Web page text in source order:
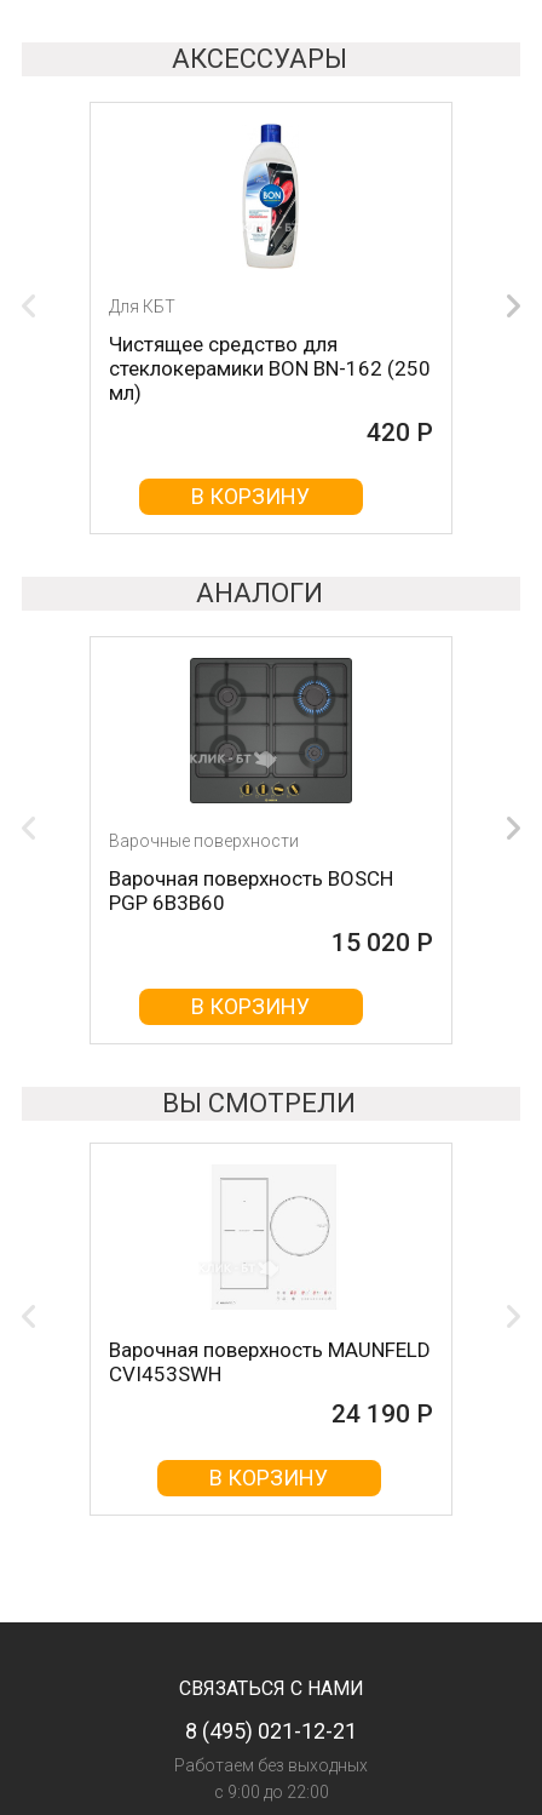
АКСЕССУАРЫ
Для КБТ
Чистящее средство для
стеклокерамики BON BN-162 (250
мл)
420 Р
В КОРЗИНУ
Для КБТ
Скребок для ухода за
стеклокерамикой BON BN-603
В КОРЗИНУ
АНАЛОГИ
Варочные поверхности
Варочная поверхность BOSCH
PGP 6B3B60
15 020 Р
В КОРЗИНУ
Варочные поверхности
Варочная поверхность OASIS P-
MNRT (B)
15 026 Р
В КОРЗИНУ
ВЫ СМОТРЕЛИ
Варочная поверхность MAUNFELD
CVI453SWH
24 190 Р
В КОРЗИНУ
СВЯЗАТЬСЯ С НАМИ
8 (495) 021-12-21
Работаем без выходных
с 9:00 до 22:00